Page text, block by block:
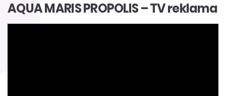
AQUA MARIS PROPOLIS – TV reklama